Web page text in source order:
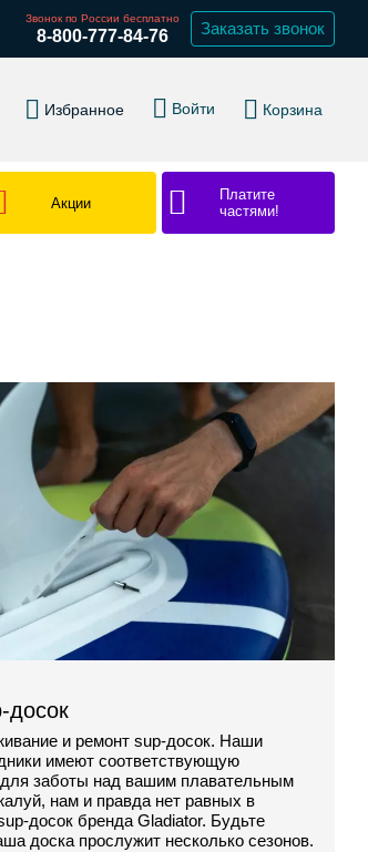
Звонок по России бесплатно
8-800-777-84-76 Заказать звонок
Избранное Войти Корзина
Акции
Платите
частями!
досок
и ремонт sup-досок. Наши
имеют соответствующую
заботы над вашим плавательным
нам и правда нет равных в
досок бренда Gladiator. Будьте
доска прослужит несколько сезонов.